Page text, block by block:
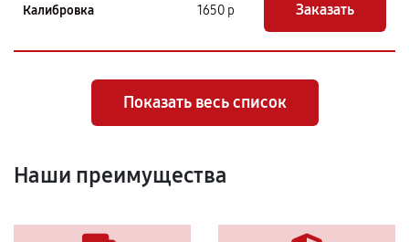
Калибровка 1650 р Заказать
Показать весь список
Наши преимущества